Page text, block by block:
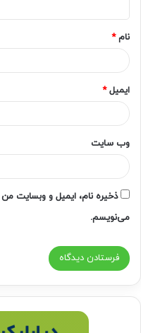
*
نام*
ایمیل*
وب‌ سایت
ذخیره نام، ایمیل و وبسایت من
می‌نویسم.